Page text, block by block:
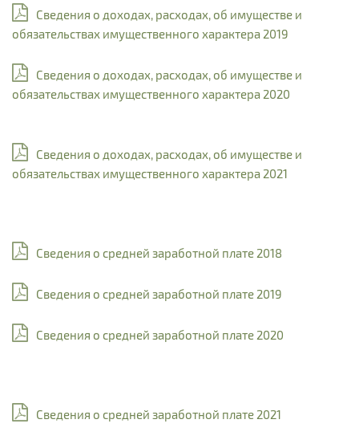
Сведения о доходах, расходах, об имуществе и
обязательствах имущественного характера 2019
Сведения о доходах, расходах, об имуществе и
обязательствах имущественного характера 2020
Сведения о доходах, расходах, об имуществе и
обязательствах имущественного характера 2021
Сведения о средней заработной плате 2018
Сведения о средней заработной плате 2019
Сведения о средней заработной плате 2020
Сведения о средней заработной плате 2021